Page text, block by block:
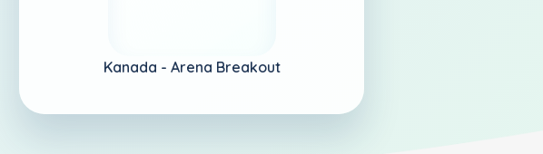
Kanada - Arena Breakout